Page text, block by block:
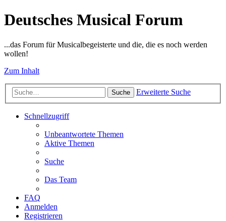
Deutsches Musical Forum
...das Forum für Musicalbegeisterte und die, die es noch werden
wollen!
Zum Inhalt
Suche Erweiterte Suche
Schnellzugriff
Unbeantwortete Themen
Aktive Themen
Suche
Das Team
FAQ
Anmelden
Registrieren